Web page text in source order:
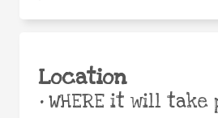
Location
•WHERE it will take